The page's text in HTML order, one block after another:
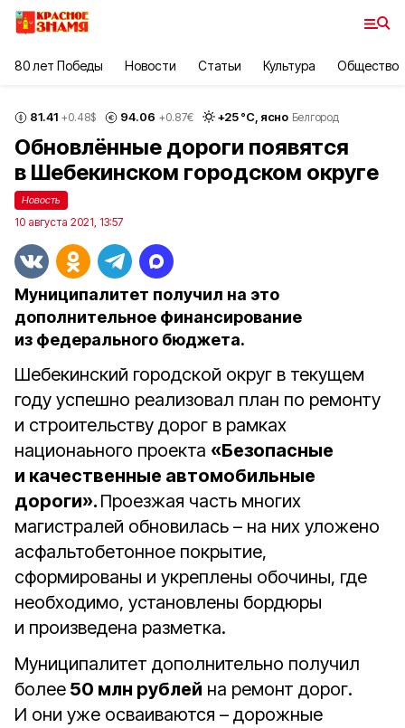
80 лет Победы Новости Статьи Культура Общество
81.41 +0.48$ 94.06 +0.87€ +25°С, ясно Белгород
Обновлённые дороги появятся
в Шебекинском городском округе
Новость
10 августа 2021, 13:57
Муниципалитет получил на это
дополнительное финансирование
из федерального бюджета.
Шебекинский городской округ в текущем
году успешно реализовал план по ремонту
и строительству дорог в рамках
национаьного проекта «Безопасные
и качественные автомобильные
дороги». Проезжая часть многих
магистралей обновилась – на них уложено
асфальтобетонное покрытие,
сформированы и укреплены обочины, где
необходимо, установлены бордюры
и произведена разметка.
Муниципалитет дополнительно получил
более 50 млн рублей на ремонт дорог.
И они уже осваиваются – дорожные